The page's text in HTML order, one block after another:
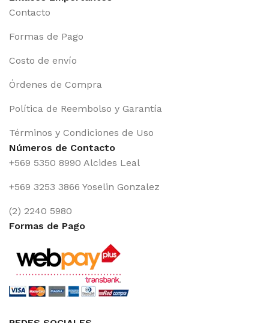
Contacto
Formas de Pago
Costo de envío
Órdenes de Compra
Política de Reembolso y Garantía
Términos y Condiciones de Uso
Números de Contacto
+569 5350 8990 Alcides Leal
+569 3253 3866 Yoselin Gonzalez
(2) 2240 5980
Formas de Pago